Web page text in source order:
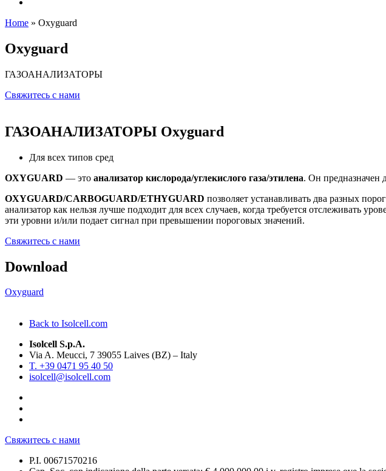
Home » Oxyguard
Oxyguard
ГАЗОАНАЛИЗАТОРЫ
Свяжитесь с нами
ГАЗОАНАЛИЗАТОРЫ Oxyguard
Для всех типов сред
OXYGUARD — это анализатор кислорода/углекислого газа/этилена. Он предназначен
OXYGUARD/CARBOGUARD/ETHYGUARD позволяет устанавливать два разных
анализатор как нельзя лучше подходит для всех случаев, когда требуется отслеживать
эти уровни и/или подает сигнал при превышении пороговых значений.
Свяжитесь с нами
Download
Oxyguard
Back to Isolcell.com
Isolcell S.p.A.
Via A. Meucci, 7 39055 Laives (BZ) – Italy
T. +39 0471 95 40 50
isolcell@isolcell.com
Свяжитесь с нами
P.I. 00671570216